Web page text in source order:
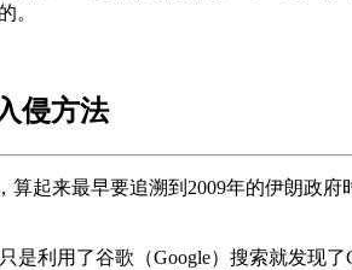
。
侵方法
起来最早要追溯到2009年的伊朗政
是利用了谷歌（Google）搜索就发现